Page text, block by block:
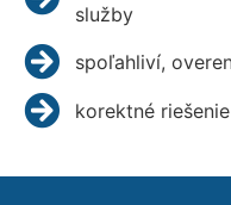
služby
spoľahliví,
korektné